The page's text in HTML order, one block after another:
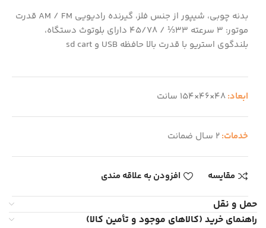
بدنه چوبی، شیپور از جنس فلز، گیرنده رادیویی AM / FM قدرت
موتور: 3 سرعته 33⅓ / 45/78 دارای بلوتوث دستگاه،
بلندگوی استریو با قدرت بالا حافظه USB و sd cart
ابعاد:48×46×154 سانت
خدمات:2 سـال ضمانت
مقایسه افزودن به علاقه مندی
حمل و نقل
راهنمای خرید (کالاهای موجود و تأمین کالا)